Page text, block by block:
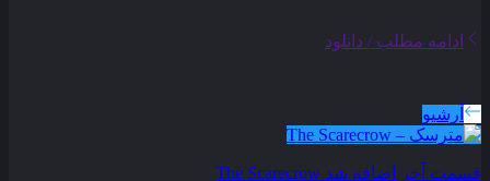
ادامه مطلب / دانلود
آرشیو
قسمت آخر اضافه شد The Scarecrow